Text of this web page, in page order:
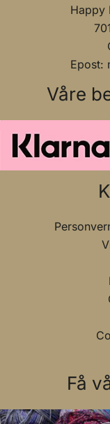
Happy
Epost:
Våre
Få